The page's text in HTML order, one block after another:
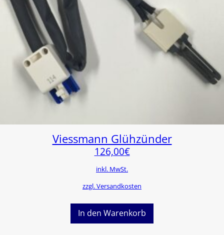
Viessmann Glühzünder
126,00€
inkl. MwSt.
zzgl. Versandkosten
In den Warenkorb